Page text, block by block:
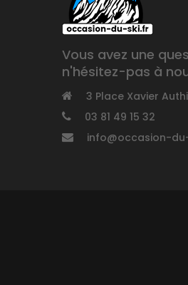
Vous avez une
n'hésitez-pas à
3 Place Xavier
03 81 49 15 32
info@occasion-